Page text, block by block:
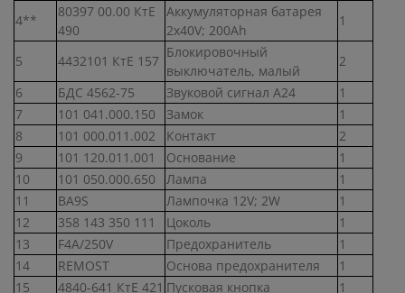
4**
80397 00.00 КтЕ
490
Аккумуляторная батарея
2х40V; 200Аh
1
5 4432101 КтЕ 157
Блокировочный
выключатель, малый
2
6
БДС 4562-75 Звуковой сигнал А24
1
7
101 041.000.150 Замок
1
8
101 000.011.002 Контакт
2
9
101 120.011.001 Основание
1
10
101 050.000.650 Лампа
1
11
ВА9S Лампочка 12V; 2W
1
12
358 143 350 111 Цоколь
1
13
F4А/250V Предохранитель
1
14
REMOST Основа предохранителя
1
15
4840-641 КтЕ 421 Пусковая кнопка
1